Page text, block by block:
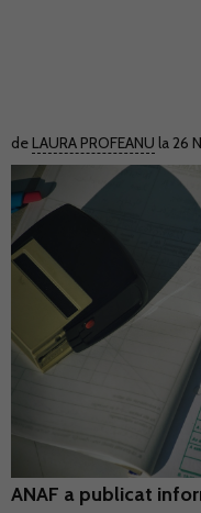
de LAURA PROFEANU la 26
ANAF a publicat